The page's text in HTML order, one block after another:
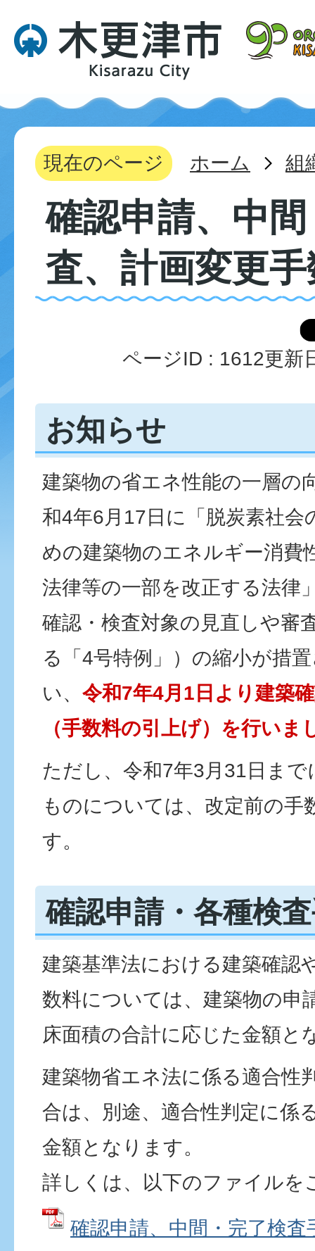
現在のページ ホーム 組
確認申請、中
査、計画変更
ページID : 1612更新
お知らせ
建築物の省エネ性能の一層の
和4年6月17日に「脱炭素社会
めの建築物のエネルギー消費
法律等の一部を改正する法律
確認・検査対象の見直しや審
る「4号特例」）の縮小が措
い、 令和7年4月1日より建築
（手数料の引上げ）を行いま
ただし、令和7年3月31日ま
ものについては、改定前の手
す。
確認申請・各種検
建築基準法における建築確認
数料については、建築物の申
床面積の合計に応じた金額と
建築物省エネ法に係る適合性
合は、別途、適合性判定に係
金額となります。
詳しくは、以下のファイルを
確認申請、中間・完了検査